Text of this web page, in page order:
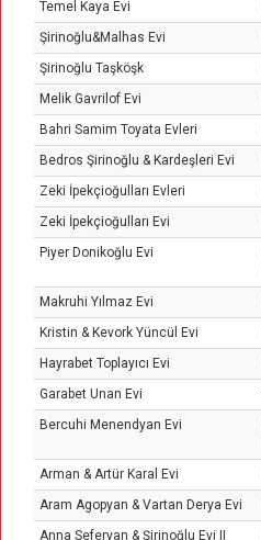
Temel Kaya Evi
Şirinoğlu&Malhas Evi
Şirinoğlu Taşköşk
Melik Gavrilof Evi
Bahri Samim Toyata Evleri
Bedros Şirinoğlu & Kardeşleri Evi
Zeki İpekçioğulları Evleri
Zeki İpekçioğulları Evi
Piyer Donikoğlu Evi
Makruhi Yılmaz Evi
Kristin & Kevork Yüncül Evi
Hayrabet Toplayıcı Evi
Garabet Unan Evi
Bercuhi Menendyan Evi
Arman & Artür Karal Evi
Aram Agopyan & Vartan Derya Evi
Anna Seferyan & Şirinoğlu Evi II